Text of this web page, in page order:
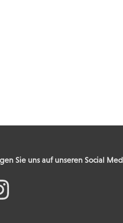
Sie uns auf unseren Social